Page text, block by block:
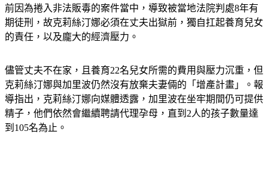
期徒刑，故克莉絲汀娜必須在丈夫出獄前，獨自扛起養育兒女
的責任，以及龐大的經濟壓力。
克莉絲汀娜與加里波仍然沒有放棄夫妻倆的「增產計畫」。報
導指出，克莉絲汀娜向媒體透露，加里波在坐牢期間仍可提供
精子，他們依然會繼續聘請代理孕母，直到2人的孩子數量達
到105名為止。